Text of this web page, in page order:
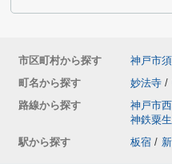
市区町村から探す 神戸市
町名から探す
妙法寺 /
路線から探す
神戸市
神鉄粟
駅から探す
板宿 /